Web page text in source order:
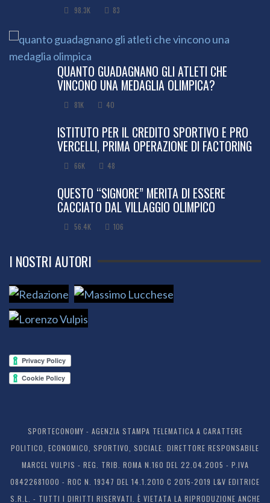
98.3K 83
QUANTO GUADAGNANO GLI ATLETI CHE
VINCONO UNA MEDAGLIA OLIMPICA?
81K 40
ISTITUTO PER IL CREDITO SPORTIVO E PRO
VERCELLI, PRIMA OPERAZIONE DI FACTORING
66K 48
QUESTO “SIGNORE” MERITA DI ESSERE
CACCIATO DAL VILLAGGIO OLIMPICO
56.4K 106
I NOSTRI AUTORI
SPORTECONOMY - AGENZIA STAMPA TELEMATICA A CARATTERE
POLITICO, ECONOMICO, SPORTIVO, SOCIALE. DIRETTORE RESPONSABILE
MARCEL VULPIS - REG. TRIB. ROMA N.160 DEL 22.04.2005 - P.IVA
08422681000 - ROC N. 19347 DEL 14.1.2010 C 2015-2019 L&V EDITRICE
S.R.L. - TUTTI I DIRITTI RISERVATI. È VIETATA LA RIPRODUZIONE ANCHE